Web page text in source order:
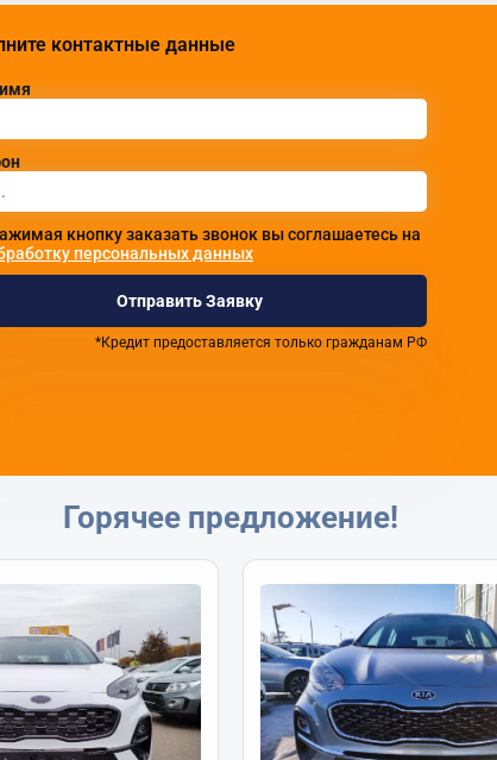
контактные данные
кнопку заказать звонок вы соглашаетесь на
персональных данных
Отправить Заявку
*Кредит предоставляется только гражданам РФ
Горячее предложение!